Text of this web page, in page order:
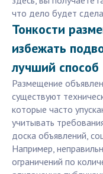
что дело будет
Тонкости
избежать
лучший способ
Размещение
существуют
которые часто
учитывать
доска объявлений,
Например,
ограничений по